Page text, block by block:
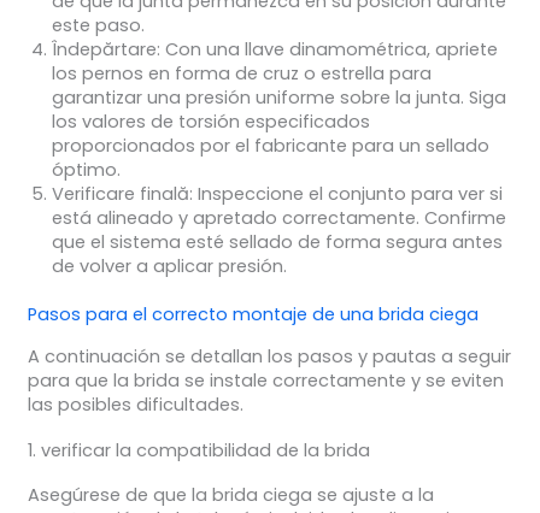
este paso.
Îndepărtare: Con una llave dinamométrica, apriete
los pernos en forma de cruz o estrella para
garantizar una presión uniforme sobre la junta. Siga
los valores de torsión especificados
proporcionados por el fabricante para un sellado
óptimo.
Verificare finală: Inspeccione el conjunto para ver si
está alineado y apretado correctamente. Confirme
que el sistema esté sellado de forma segura antes
de volver a aplicar presión.
Pasos para el correcto montaje de una brida ciega
A continuación se detallan los pasos y pautas a seguir
para que la brida se instale correctamente y se eviten
las posibles dificultades.
1. verificar la compatibilidad de la brida
Asegúrese de que la brida ciega se ajuste a la